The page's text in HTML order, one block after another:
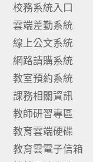
校務系統入口
雲端差勤系統
線上公文系統
網路請購系統
教室預約系統
課務相關資訊
教師研習專區
教育雲端硬碟
教育雲電子信箱